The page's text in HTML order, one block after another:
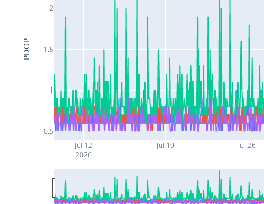
Jul 12
2026
Jul 19 Jul 26
0.5
1
1.5
2
PDOP